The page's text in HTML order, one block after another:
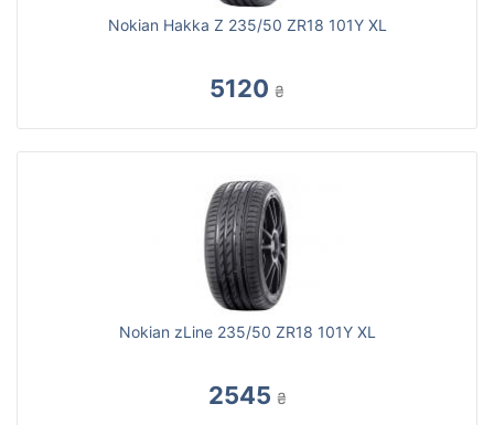
Nokian Hakka Z 235/50 ZR18 101Y XL
5120 ₴
Nokian zLine 235/50 ZR18 101Y XL
2545 ₴